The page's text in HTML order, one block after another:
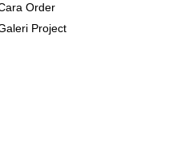
Order
Project